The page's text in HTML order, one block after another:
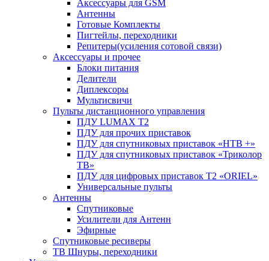
Аксессуары для GSM
Антенны
Готовые Комплекты
Пигтейлы, переходники
Репитеры(усиления сотовой связи)
Аксессуары и прочее
Блоки питания
Делители
Диплексоры
Мультисвичи
Пульты дистанционного управления
ПДУ LUMAX Т2
ПДУ для прочих приставок
ПДУ для спутниковых приставок «НТВ +»
ПДУ для спутниковых приставок «Триколор
ТВ»
ПДУ для цифровых приставок Т2 «ORIEL»
Универсальные пульты
Антенны
Спутниковые
Усилители для Антенн
Эфирные
Спутниковые ресиверы
ТВ Шнуры, переходники